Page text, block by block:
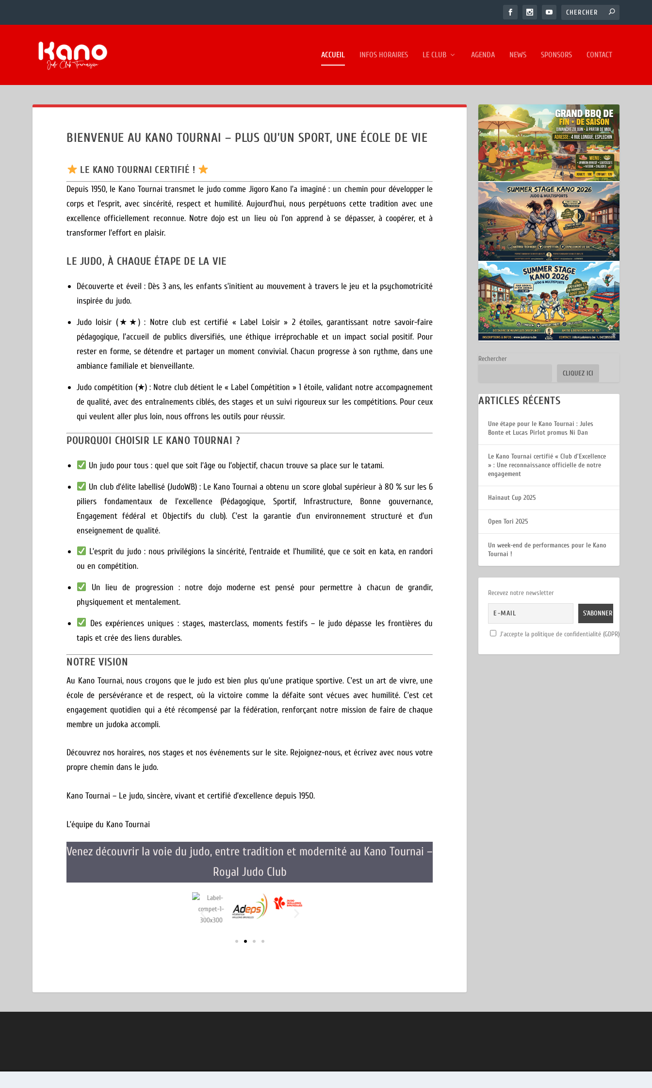
ACCUEIL INFOS HORAIRES LE CLUB AGENDA NEWS SPONSORS CONTACT
BIENVENUE AU KANO TOURNAI – PLUS QU’UN SPORT, UNE ÉCOLE DE VIE
LE KANO TOURNAI CERTIFIÉ !
Depuis 1950, le Kano Tournai transmet le judo comme Jigoro Kano l’a imaginé : un chemin pour développer le
corps et l’esprit, avec sincérité, respect et humilité.Aujourd’hui, nous perpétuons cette tradition avec une
excellence officiellement reconnue.Notre dojo est un lieu où l’on apprend à se dépasser, à coopérer, et à
transformer l’effort en plaisir.
LE JUDO, À CHAQUE ÉTAPE DE LA VIE
Découverte et éveil :Dès 3 ans, les enfants s’initient au mouvement à travers le jeu et la psychomotricité
inspirée du judo.
Judo loisir (★★) : Notre club est certifié « Label Loisir » 2 étoiles, garantissant notre savoir-faire
pédagogique, l’accueil de publics diversifiés, une éthique irréprochable et un impact social positif. Pour
rester en forme, se détendre et partager un moment convivial. Chacun progresse à son rythme, dans une
ambiance familiale et bienveillante.
Judo compétition (★) : Notre club détient le « Label Compétition » 1 étoile, validant notre accompagnement
de qualité, avec des entraînements ciblés, des stages et un suivi rigoureux sur les compétitions. Pour ceux
qui veulent aller plus loin, nous offrons les outils pour réussir.
POURQUOI CHOISIR LE KANO TOURNAI ?
Un judo pour tous : quel que soit l’âge ou l’objectif, chacun trouve sa place sur le tatami.
Un club d’élite labellisé (JudoWB) : Le Kano Tournai a obtenu un score global supérieur à80 % sur les 6
piliers fondamentaux de l’excellence (Pédagogique, Sportif, Infrastructure, Bonne gouvernance,
Engagement fédéral et Objectifs du club). C’est la garantie d’un environnement structuré et d’un
enseignement de qualité.
L’esprit du judo :nous privilégions la sincérité, l’entraide et l’humilité, que ce soit en kata, en randori
ou en compétition.
Un lieu de progression :notre dojo moderne est pensé pour permettre à chacun de grandir,
physiquement et mentalement.
Des expériences uniques :stages, masterclass, moments festifs – le judo dépasse les frontières du
tapis et crée des liens durables.
NOTRE VISION
Au Kano Tournai, nous croyons que le judo est bien plus qu’une pratique sportive. C’est un art de vivre, une
école de persévérance et de respect, où la victoire comme la défaite sont vécues avec humilité. C’est cet
engagement quotidien qui a été récompensé par la fédération, renforçant notre mission de faire de chaque
membre un judoka accompli.
Découvrez nos horaires, nos stages et nos événements sur le site. Rejoignez-nous, et écrivez avec nous votre
propre chemin dans le judo.
Kano Tournai – Le judo, sincère, vivant et certifié d’excellence depuis 1950.
L’équipe du Kano Tournai
Venez découvrir la voie du judo, entre tradition et modernité au Kano Tournai –
Royal Judo Club
Rechercher
CLIQUEZ ICI
ARTICLES RÉCENTS
Une étape pour le Kano Tournai : Jules
Bonte et Lucas Pirlot promus Ni Dan
Le Kano Tournai certifié « Club d’Excellence
» : Une reconnaissance officielle de notre
engagement
Hainaut Cup 2025
Open Tori 2025
Un week-end de performances pour le Kano
Tournai !
Recevez notre newsletter
J'accepte la politique de confidentialité (GDPR)